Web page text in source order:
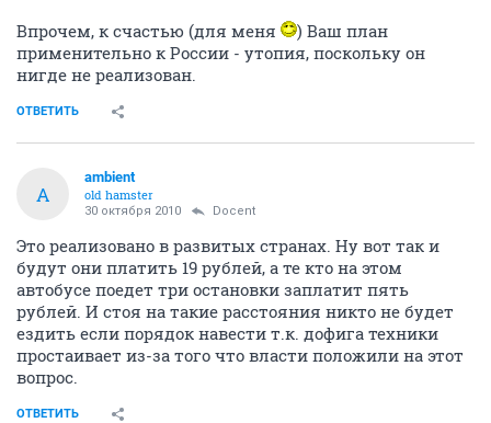
Впрочем, к счастью (для меня
) Ваш план
применительно к России - утопия, поскольку он
нигде не реализован.
ОТВЕТИТЬ
A
ambient
old hamster
30 октября 2010 Docent
Это реализовано в развитых странах. Ну вот так и
будут они платить 19 рублей, а те кто на этом
автобусе поедет три остановки заплатит пять
рублей. И стоя на такие расстояния никто не будет
ездить если порядок навести т.к. дофига техники
простаивает из-за того что власти положили на этот
вопрос.
ОТВЕТИТЬ